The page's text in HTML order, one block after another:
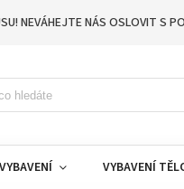
NEVÁHEJTE NÁS OSLOVIT S
VYBAVENÍ